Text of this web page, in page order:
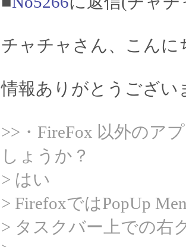
チャチャさん、こんに
情報ありがとうござい
>>・FireFox 以外のア
しょうか？
> はい
> FirefoxではPopUp
> タスクバー上での右